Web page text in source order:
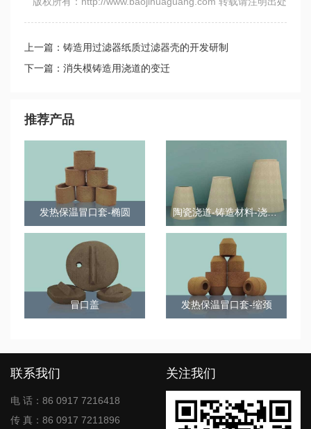
上一篇：铸造用过滤器纸质过滤器壳的开发研制
下一篇：消失模铸造用浇道的变迁
推荐产品
发热保温冒口套-椭圆 陶瓷浇道-铸造材料-浇口杯
冒口盖 发热保温冒口套-缩颈
联系我们
电 话：86 0917 7216418
传 真：86 0917 7211896
关注我们